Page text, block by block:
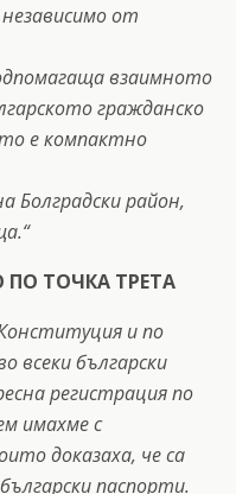
от
взаимното
гражданско
е компактно
Болградски район,
ТОЧКА ТРЕТА
и по
всеки български
регистрация по
имахме с
доказаха, че са
паспорти.